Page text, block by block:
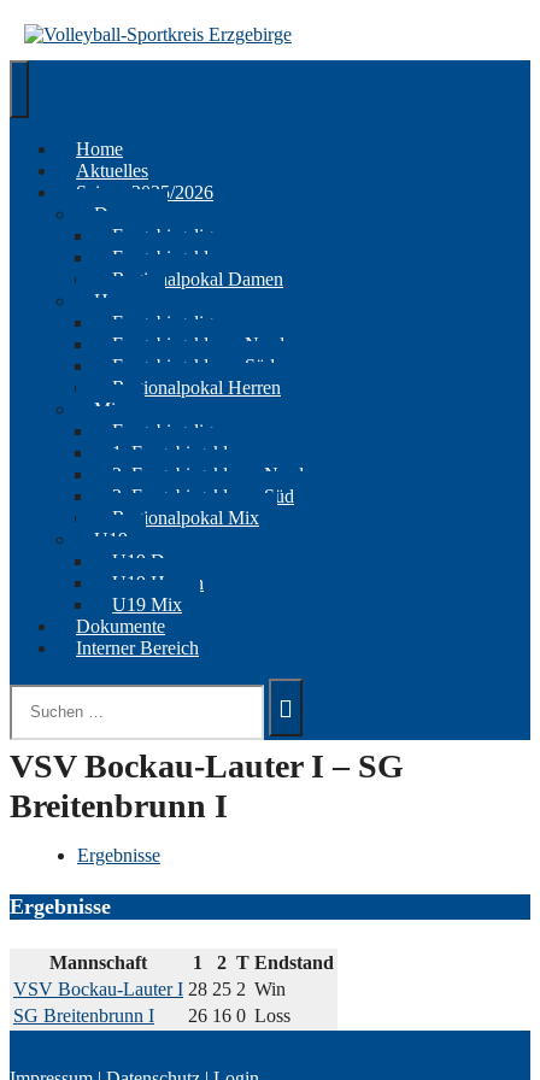
zum
Inhalt
Home
Aktuelles
Saison 2025/2026
Damen
Erzgebirgsliga
Erzgebirgsklasse
Regionalpokal Damen
Herren
Erzgebirgsliga
Erzgebirgsklasse Nord
Erzgebirgsklasse Süd
Regionalpokal Herren
Mix
Erzgebirgsliga
1. Erzgebirgsklasse
2. Erzgebirgsklasse Nord
2. Erzgebirgsklasse Süd
Regionalpokal Mix
U19
U19 Damen
U19 Herren
U19 Mix
Dokumente
Interner Bereich
Suchen
nach:
VSV Bockau-Lauter I – SG
Breitenbrunn I
Ergebnisse
Ergebnisse
Mannschaft 1 2 T Endstand
VSV Bockau-Lauter I 28 25 2 Win
SG Breitenbrunn I
26 16 0 Loss